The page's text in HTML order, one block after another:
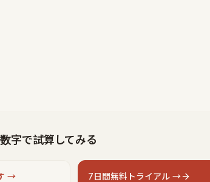
字で試算してみる
→
7日間無料トライアル →